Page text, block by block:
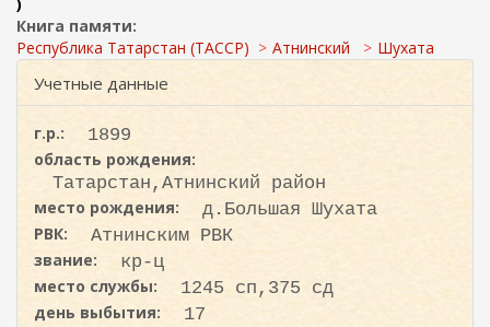
и
с
к
а
Книга памяти:
Республика Татарстан (ТАССР)
Атнинский Шухата
Учетные данные
г.р.:
1899
область рождения:
Татарстан,Атнинский район
место рождения:
д.Большая Шухата
РВК:
Атнинским РВК
звание:
кр-ц
место службы:
1245 сп,375 сд
день выбытия:
17